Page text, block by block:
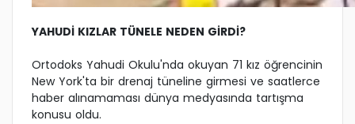
YAHUDİ KIZLAR TÜNELE NEDEN GİRDİ?
Ortodoks Yahudi Okulu'nda okuyan 71 kız öğrencinin
New York'ta bir drenaj tüneline girmesi ve saatlerce
haber alınamaması dünya medyasında tartışma
konusu oldu.